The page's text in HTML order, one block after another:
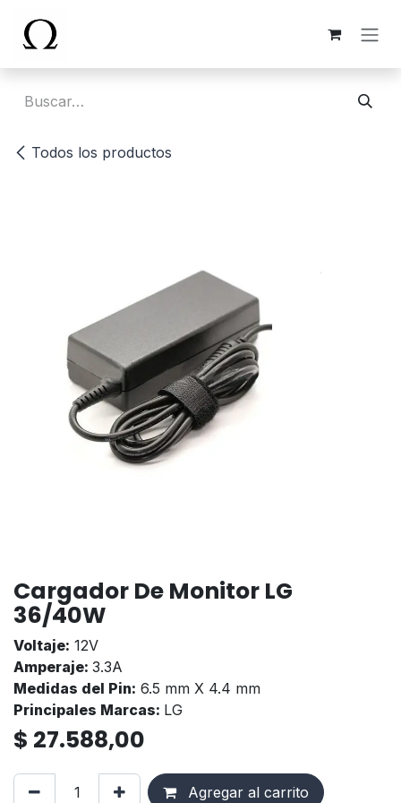
Todos los productos
Cargador De Monitor LG
36/40W
Voltaje: 12V
Amperaje: 3.3A
Medidas del Pin: 6.5 mm X 4.4 mm
Principales Marcas: LG
$ 27.588,00
Agregar al carrito